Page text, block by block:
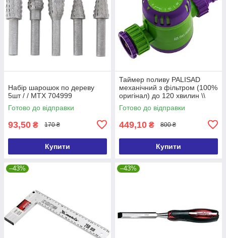
Набір шарошок по дереву
5шт / / MTX 704999
Готово до відправки
93,50 ₴ 170 ₴
Купити
Таймер поливу PALISAD
механічний з фільтром (100%
оригінал) до 120 хвилин \\
PALISAD 66190
Готово до відправки
449,10 ₴ 800 ₴
Купити
–43% –43%